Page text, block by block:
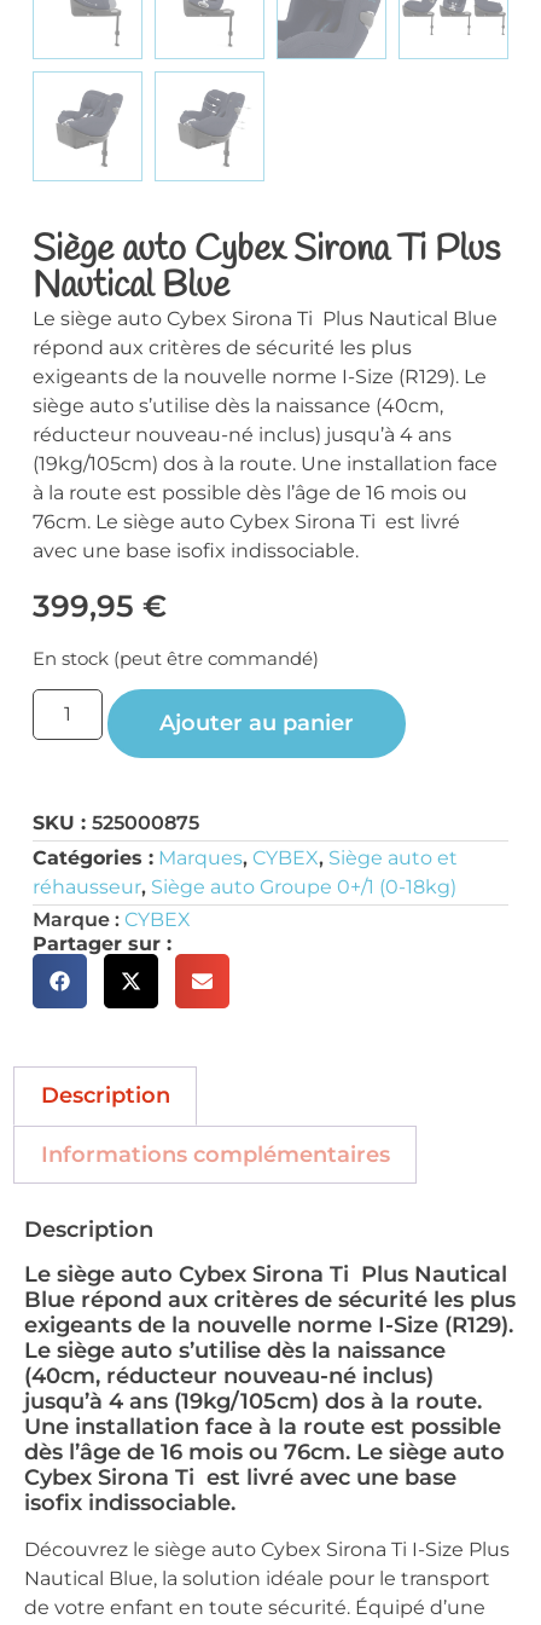
Siège auto Cybex Sirona Ti Plus
Nautical Blue
Le siège auto Cybex Sirona Ti Plus Nautical Blue
répond aux critères de sécurité les plus
exigeants de la nouvelle norme I-Size (R129). Le
siège auto s’utilise dès la naissance (40cm,
réducteur nouveau-né inclus) jusqu’à 4 ans
(19kg/105cm) dos à la route. Une installation face
à la route est possible dès l’âge de 16 mois ou
76cm. Le siège auto Cybex Sirona Ti est livré
avec une base isofix indissociable.
399,95 €
En stock (peut être commandé)
Ajouter au panier
SKU : 525000875
Catégories : Marques, CYBEX, Siège auto et
réhausseur, Siège auto Groupe 0+/1 (0-18kg)
Marque : CYBEX
Partager sur :
Description
Informations complémentaires
Description
Le siège auto Cybex Sirona Ti Plus Nautical
Blue répond aux critères de sécurité les plus
exigeants de la nouvelle norme I-Size (R129).
Le siège auto s’utilise dès la naissance
(40cm, réducteur nouveau-né inclus)
jusqu’à 4 ans (19kg/105cm) dos à la route.
Une installation face à la route est possible
dès l’âge de 16 mois ou 76cm. Le siège auto
Cybex Sirona Ti est livré avec une base
isofix indissociable.
Découvrez le siège auto Cybex Sirona Ti I-Size Plus
Nautical Blue, la solution idéale pour le transport
de votre enfant en toute sécurité. Équipé d’une